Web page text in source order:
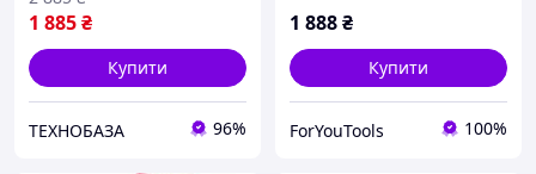
1 885₴
Купити
ТЕХНОБАЗА 96%
1 888₴
Купити
ForYouTools 100%